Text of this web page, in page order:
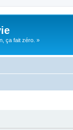
ça fait zéro. »